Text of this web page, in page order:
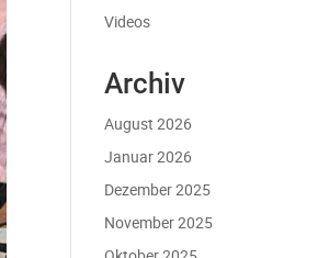
Videos
Archiv
August 2026
Januar 2026
Dezember 2025
November 2025